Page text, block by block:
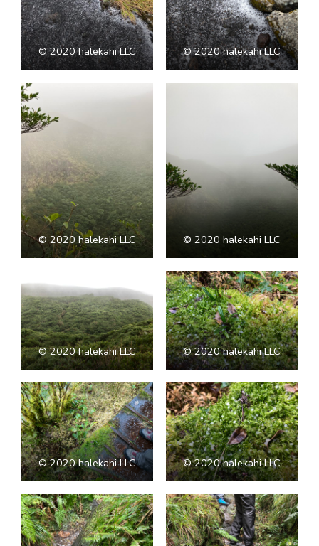
©︎ 2020 halekahi LLC ©︎ 2020 halekahi LLC
©︎ 2020 halekahi LLC ©︎ 2020 halekahi LLC
©︎ 2020 halekahi LLC ©︎ 2020 halekahi LLC
©︎ 2020 halekahi LLC ©︎ 2020 halekahi LLC